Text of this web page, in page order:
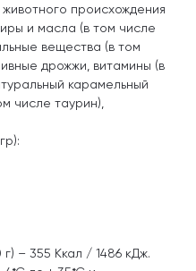
происхождения
и масла (в том числе
вещества (в том
дрожжи, витамины (в
карамельный
числе таурин),
– 355 Ккал / 1486 кДж.